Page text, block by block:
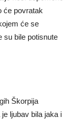
će povratak
će se
su bile potisnute
Škorpija
ljubav bila jaka i